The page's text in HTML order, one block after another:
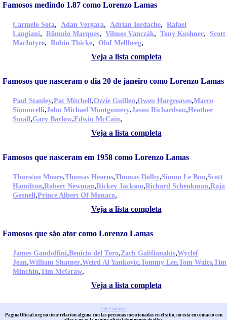
Famosos medindo 1.87 como Lorenzo Lamas
Carmelo Sota, Adan Vergara, Adrian Iordache, Rafael
Langiani, Rômulo Marques, Vilmos Vanczák, Tony Kushner, Scott
MacIntyre, Robin Thicke, Olof Mellberg,
Veja a lista completa
Famosos que nasceram o dia 20 de janeiro como Lorenzo Lamas
Paul Stanley,Pat Mitchell,Ozzie Guillen,Owen Hargreaves,Marco
Simoncelli,John Michael Montgomery,Jason Richardson,Heather
Small,Gary Barlow,Edwin McCain,
Veja a lista completa
Famosos que nasceram em 1958 como Lorenzo Lamas
Thurston Moore,Thomas Hearns,Thomas Dolby,Simon Le Bon,Scott
Hamilton,Robert Newman,Rickey Jackson,Richard Schenkman,Raja
Gosnell,Prince Albert Of Monaco,
Veja a lista completa
Famosos que são ator como Lorenzo Lamas
James Gandolfini,Benicio del Toro,Zach Galifianakis,Wyclef
Jean,William Shatner,Weird Al Yankovic,Tommy Lee,Tom Waits,Tim
Minchin,Tim McGraw,
Veja a lista completa
Fale Conosco
PaginaOficial.org no tiene relacion alguna con las personas mencionadas en el sitio, no esta en contacto con